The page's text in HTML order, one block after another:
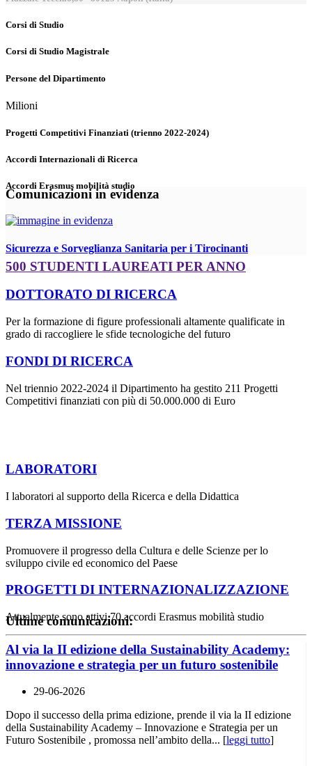
Corsi di Studio
Corsi di Studio Magistrale
Persone del Dipartimento
Milioni
Progetti Competitivi Finanziati (trienno 2022-2024)
Accordi Internazionali di Ricerca
Accordi Erasmus mobilità studio
Comunicazioni in evidenza
Sicurezza e Sorveglianza Sanitaria per i Tirocinanti
500 STUDENTI LAUREATI PER ANNO
DOTTORATO DI RICERCA
Per la formazione di figure professionali altamente qualificate in
grado di raccogliere le sfide tecnologiche del futuro
FONDI DI RICERCA
Nel triennio 2022-2024 il Dipartimento ha gestito 211 Progetti
Competitivi finanziati con più di 50.000.000 di Euro
LABORATORI
I laboratori al supporto della Ricerca e della Didattica
TERZA MISSIONE
Promuovere il progresso della Cultura e delle Scienze per lo
sviluppo civile ed economico del Paese
PROGETTI DI INTERNAZIONALIZZAZIONE
Attualmente sono attivi 70 accordi Erasmus mobilità studio
Ultime comunicazioni:
Al via la II edizione della Sustainability Academy:
innovazione e strategia per un futuro sostenibile
29-06-2026
Dopo il successo della prima edizione, prende il via la II edizione
della Sustainability Academy – Innovazione e Strategia per un
Futuro Sostenibile , promossa nell’ambito della... [leggi tutto]